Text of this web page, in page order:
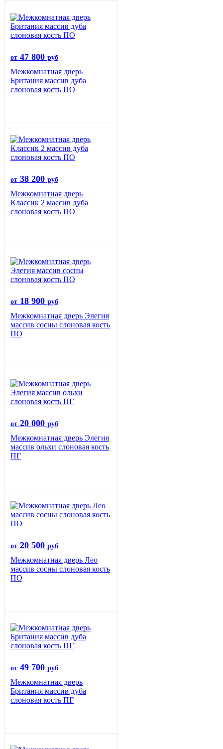
от 47 800 руб
Межкомнатная дверь
Британия массив дуба
слоновая кость ПО
от 38 200 руб
Межкомнатная дверь
Классик 2 массив дуба
слоновая кость ПО
от 18 900 руб
Межкомнатная дверь Элегия
массив сосны слоновая кость
ПО
от 20 000 руб
Межкомнатная дверь Элегия
массив ольхи слоновая кость
ПГ
от 20 500 руб
Межкомнатная дверь Лео
массив сосны слоновая кость
ПО
от 49 700 руб
Межкомнатная дверь
Британия массив дуба
слоновая кость ПГ